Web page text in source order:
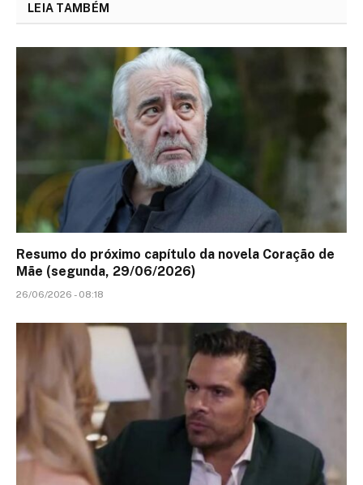
LEIA TAMBÉM
Resumo do próximo capítulo da novela Coração de
Mãe (segunda, 29/06/2026)
26/06/2026 - 08:18